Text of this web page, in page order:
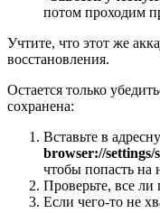
потом проходим
Учтите, что этот же
восстановления.
Остается только
сохранена:
Вставьте в
browser://settings/
чтобы попасть на
Проверьте, все
Если чего-то не